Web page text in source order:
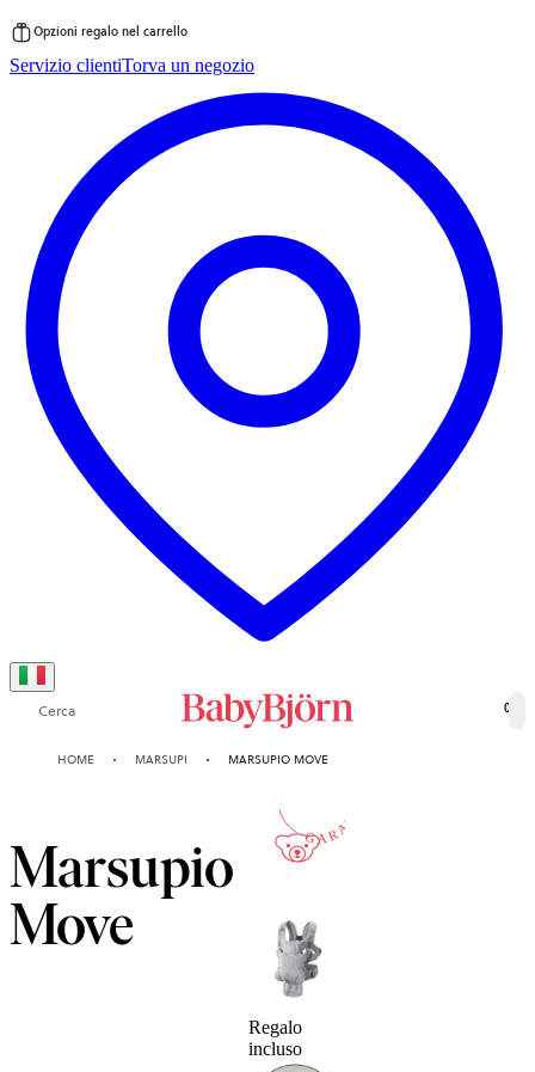
al
Opzioni regalo nel carrello
Servizio clientiTorva un negozio
Cerca 0
HOME MARSUPI MARSUPIO MOVE
Marsupio
Move
10-ANNI
GARANZIA
Regalo
incluso